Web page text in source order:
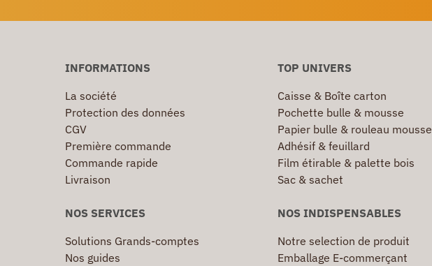
INFORMATIONS
La société
Protection des données
CGV
Première commande
Commande rapide
Livraison
TOP UNIVERS
Caisse & Boîte carton
Pochette bulle & mousse
Papier bulle & rouleau mousse
Adhésif & feuillard
Film étirable & palette bois
Sac & sachet
NOS SERVICES
Solutions Grands-comptes
Nos guides
NOS INDISPENSABLES
Notre selection de produit
Emballage E-commerçant